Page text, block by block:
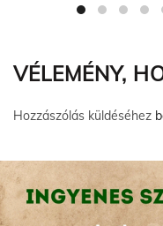
VÉLEMÉNY,
Hozzászólás küldéséhez